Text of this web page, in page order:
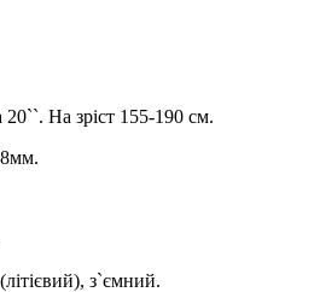
20``. На зріст 155-190 см.
з`ємний.